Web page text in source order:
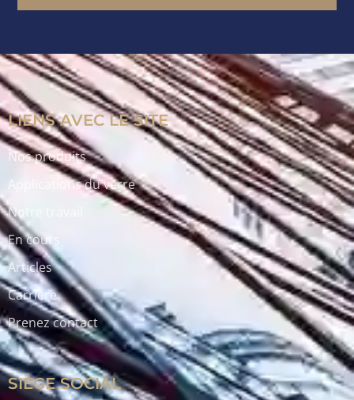
LIENS AVEC LE SITE
Nos produits
Applications du verre
Notre travail
En cours
Articles
Carrière
Prenez contact
SIÈGE SOCIAL